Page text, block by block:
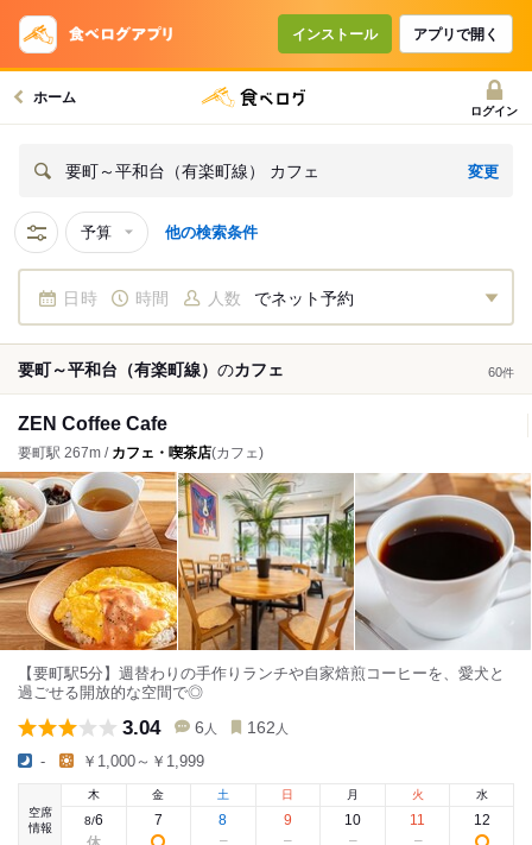
インストール アプリで開く
ホーム
ログイン
要町～平和台（有楽町線） カフェ 変更
予算 他の検索条件
日時 時間 人数 でネット予約
要町～平和台（有楽町線） のカフェ 60件
ZEN Coffee Cafe
要町駅 267m / カフェ・喫茶店(カフェ)
【要町駅5分】週替わりの手作りランチや自家焙煎コーヒーを、愛犬と
過ごせる開放的な空間で◎
3.04 6 人 162 人
- ￥1,000～￥1,999
空席
情報
木
8/6
金
7
土
8
日
9
月
10
火
11
水
12